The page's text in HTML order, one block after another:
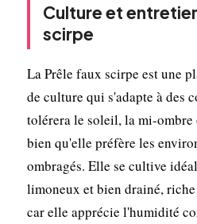
Culture et
scirpe
La Prêle faux scirpe est une
de culture qui s'adapte à des
tolérera le soleil, la mi-
bien qu'elle préfère les
ombragés. Elle se cultive
limoneux et bien drainé,
car elle apprécie l'humidité